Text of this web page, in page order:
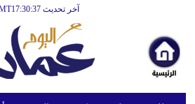
آخر تحديث GMT17:30:37